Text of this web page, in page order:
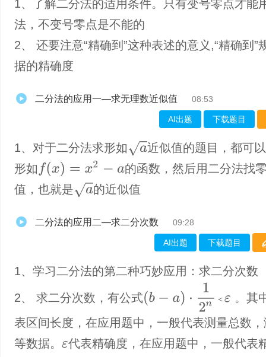
1、了解二分法的适用条件。只有变号零点才能
法，不变号零点是不能的
2、 还要注意“精确到”这种表述的意义,“精确到”
据的精确度
二分法的应用一—求无理数近似值 08:53
AI出题 下载题目
1、对于二分法求形如
近似值的题目，都可
形如 (x)=x2
的函数，然后用二分法找
值，也就是
的近似值
二分法的应用二—求二分次数 09:28
AI出题 下载题目
1、学习二分法的第二种巧妙应用：求二分次数
2、 求二分次数，有公式 ＜
。其
表区间长度，在应用题中，一般代表测量总数
等数据。
ε 代表精确度，在应用题中，一般代表